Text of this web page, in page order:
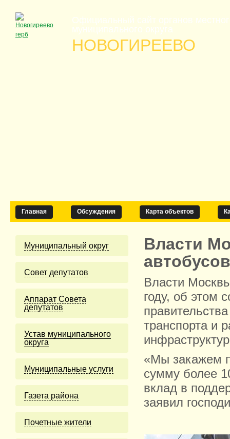
Официальный сайт органов
муниципального округа
НОВОГИРЕЕВО
Главная Обсуждения Карта объектов
Муниципальный округ
Cовет депутатов
Аппарат Совета
депутатов
Устав муниципального
округа
Муниципальные услуги
Газета района
Почетные жители
Власти
Власти
году, об этом
транспорта и
«Мы закажем
сумму более
вклад в
заявил